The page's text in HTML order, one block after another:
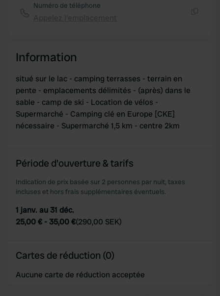
Numéro de téléphone
Information
situé sur le lac - camping terrasses - terrain en
pente - emplacements délimités - (après) dans le
sable - camp de ski - Location de vélos -
Supermarché - Camping clé en Europe [CKE]
nécessaire - Supermarché 1,5 km - centre 2km
Période d'ouverture & tarifs
Indication de prix basée sur 2 personnes par nuit, taxes
incluses et hors frais supplémentaires éventuels.
1 janv. au 31 déc.
25,00 € - 35,00 €(290,00 SEK)
Cartes de réduction (0)
Aucune carte de réduction acceptée